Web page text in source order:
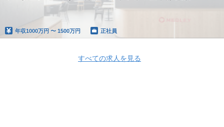
年収1000万円 〜 1500万円 正社員
すべての求人を見る